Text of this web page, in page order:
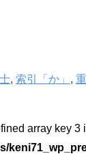
, 索引「か」 ,
array key 3